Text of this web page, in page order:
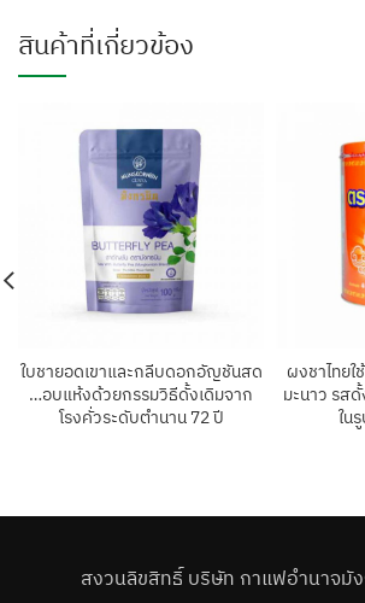
สินค้าที่เกี่ยวข้อง
ใบชายอดเขาและกลีบดอกอัญชันสด
…อบแห้งด้วยกรรมวิธีดั้งเดิมจาก
โรงคั่วระดับตํานาน 72 ปี
ผงชาไทยใ
มะนาว รส
ใน
สงวนลิขสิทธิ์ บริษัท กาแฟอำนาจมั